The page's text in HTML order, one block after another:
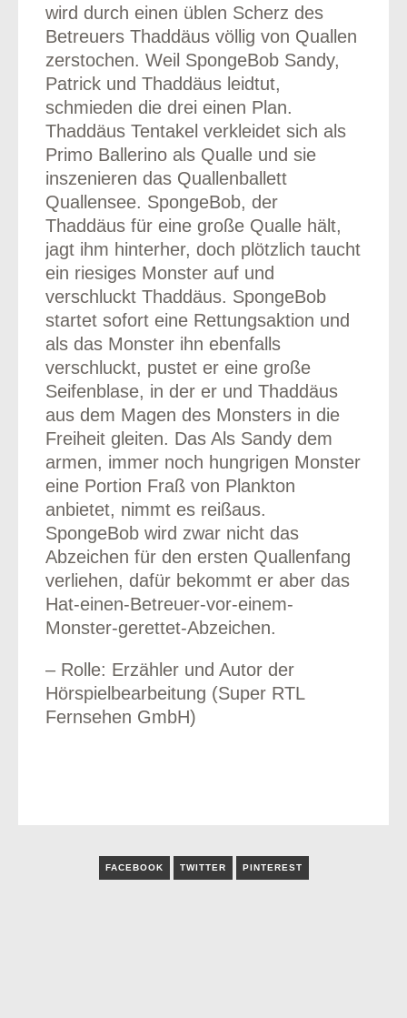
wird durch einen üblen Scherz des
Betreuers Thaddäus völlig von Quallen
zerstochen. Weil SpongeBob Sandy,
Patrick und Thaddäus leidtut,
schmieden die drei einen Plan.
Thaddäus Tentakel verkleidet sich als
Primo Ballerino als Qualle und sie
inszenieren das Quallenballett
Quallensee. SpongeBob, der
Thaddäus für eine große Qualle hält,
jagt ihm hinterher, doch plötzlich taucht
ein riesiges Monster auf und
verschluckt Thaddäus. SpongeBob
startet sofort eine Rettungsaktion und
als das Monster ihn ebenfalls
verschluckt, pustet er eine große
Seifenblase, in der er und Thaddäus
aus dem Magen des Monsters in die
Freiheit gleiten. Das Als Sandy dem
armen, immer noch hungrigen Monster
eine Portion Fraß von Plankton
anbietet, nimmt es reißaus.
SpongeBob wird zwar nicht das
Abzeichen für den ersten Quallenfang
verliehen, dafür bekommt er aber das
Hat-einen-Betreuer-vor-einem-
Monster-gerettet-Abzeichen.
– Rolle: Erzähler und Autor der
Hörspielbearbeitung (Super RTL
Fernsehen GmbH)
FACEBOOK TWITTER PINTEREST